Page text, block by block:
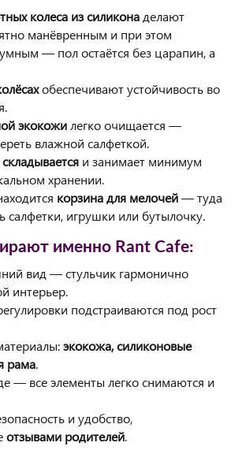
колеса из силикона делают
манёвренным и при этом
— пол остаётся без царапин, а
обеспечивают устойчивость во
экокожи легко очищается —
влажной салфеткой.
и занимает минимум
хранении.
корзина для мелочей— туда
салфетки, игрушки или бутылочку.
именно Rant Cafe:
вид — стульчик гармонично
интерьер.
подстраиваются под рост
экокожа, силиконовые
рама.
— все элементы легко снимаются и
и удобство,
отзывами родителей.